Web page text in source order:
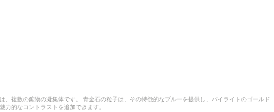
、複数の鉱物の凝集体です。 青金石の粒子は、その特徴的なブルーを提供し、パイライトのゴールド
力的なコントラストを追加できます。